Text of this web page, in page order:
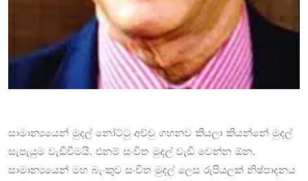
සාමාන්‍යයෙන් මුදල් නෝට්ටු අච්චු ගහනව කියලා කියන්නේ මුදල්
සැපැයුම වැඩිවීමයි. එනම් සංචිත මුදල් වැඩි වෙන්න ඕන.
සාමාන්‍යයෙන් මහ බැංකුව සංචිත මුදල් ලෙස රුපියලක් නිෂ්පාදනය